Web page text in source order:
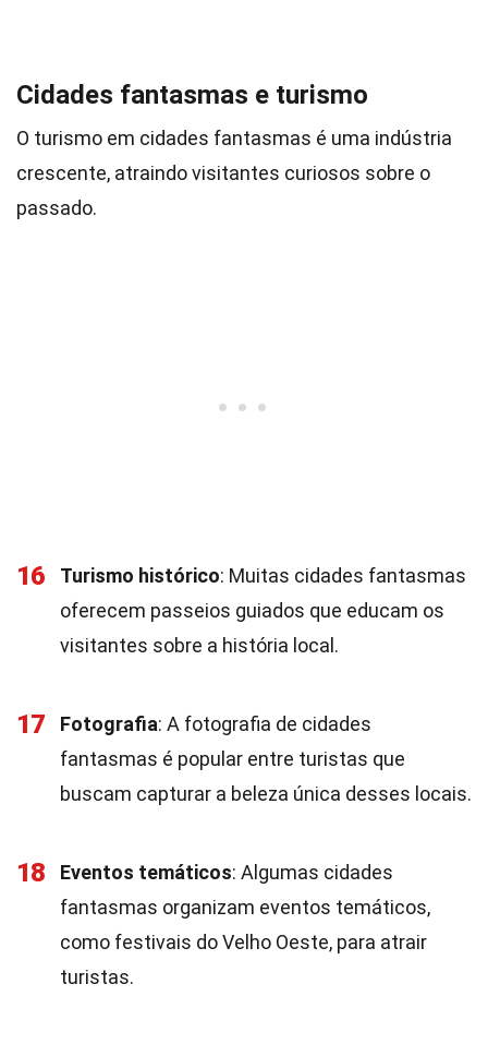
Cidades fantasmas e turismo
O turismo em cidades fantasmas é uma indústria
crescente, atraindo visitantes curiosos sobre o
passado.
16 Turismo histórico: Muitas cidades fantasmas
oferecem passeios guiados que educam os
visitantes sobre a história local.
17 Fotografia: A fotografia de cidades
fantasmas é popular entre turistas que
buscam capturar a beleza única desses locais.
18 Eventos temáticos: Algumas cidades
fantasmas organizam eventos temáticos,
como festivais do Velho Oeste, para atrair
turistas.